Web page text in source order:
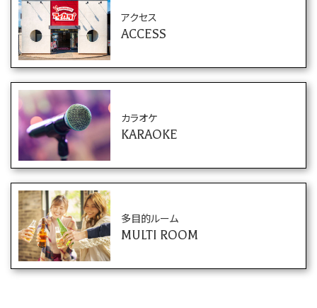
アクセス
ACCESS
カラオケ
KARAOKE
多目的ルーム
MULTI ROOM